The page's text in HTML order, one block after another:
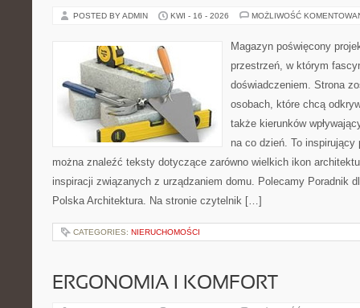
POSTED BY ADMIN KWI - 16 - 2026 MOŻLIWOŚĆ
Magazyn poświęcony
przestrzeń, w którym
doświadczeniem. Strona
osobach, które chcą
także kierunków
na co dzień. To
można znaleźć teksty dotyczące zarówno wielkich ikon
inspiracji związanych z urządzaniem domu. Polecamy Poradnik
Polska Architektura. Na stronie czytelnik […]
CATEGORIES: NIERUCHOMOŚCI
ERGONOMIA I KOMFORT